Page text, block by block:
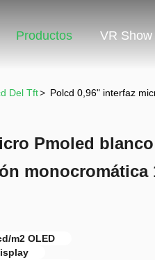
Productos VR Show
Del Tft> Polcd 0,96" interfaz
Pmoled
monocromática
m2 OLED